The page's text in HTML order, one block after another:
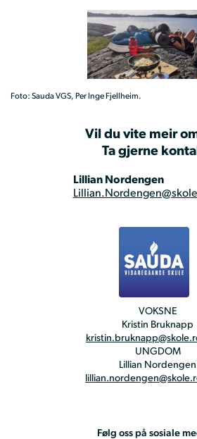
Foto: Sauda VGS, Per Inge Fjellheim.
Vil du vite meir
Ta gjerne
Lillian Nordengen
VOKSNE
Kristin Bruknapp
UNGDOM
Lillian Nordengen
Følg oss på sosiale